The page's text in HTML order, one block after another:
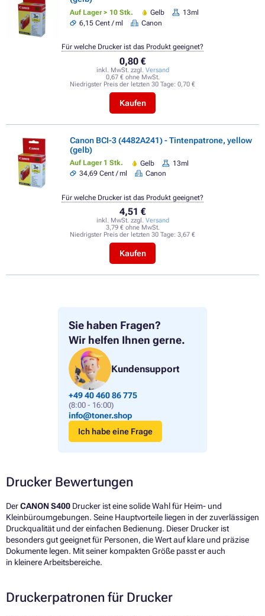
Sie haben Fragen?
Wir helfen Ihnen gerne.
Kundensupport
+49 40 460 86 775
(8:00 - 16:00)
info@toner.shop
Ich habe eine Frage
Auf Lager > 10 Stk. Gelb
13ml
6,15 Cent / ml
Canon
0,80 €
inkl. MwSt. zzgl. Versand
0,67 € ohne MwSt.
Niedrigster Preis der letzten 30 Tage: 0,70 €
Kaufen
Für welche Drucker ist das Produkt geeignet?
Canon BCI-3 (4482A241) - Tintenpatrone, yellow
(gelb)
Auf Lager 1 Stk. Gelb
13ml
34,69 Cent / ml
Canon
4,51 €
inkl. MwSt. zzgl. Versand
3,79 € ohne MwSt.
Niedrigster Preis der letzten 30 Tage: 3,67 €
Kaufen
Für welche Drucker ist das Produkt geeignet?
Drucker Bewertungen
DerCANON S400 Drucker ist eine solide Wahl für Heim- und
Kleinbüroumgebungen. Seine Hauptvorteile liegen in der zuverlässigen
Druckqualität und der einfachen Bedienung. Dieser Drucker ist
besonders gut geeignet für Personen, die Wert auf klare und präzise
Dokumente legen. Mit seiner kompakten Größe passt er auch
in kleinere Arbeitsbereiche.
Druckerpatronen für Drucker